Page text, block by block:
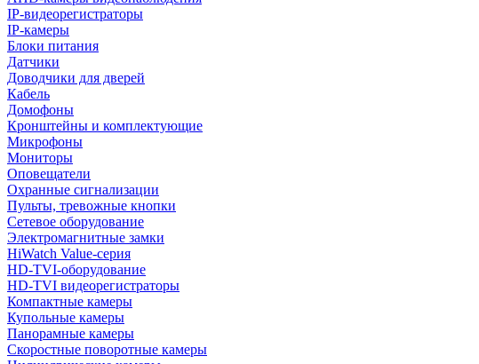
IP-видеорегистраторы
IP-камеры
Блоки питания
Датчики
Доводчики для дверей
Кабель
Домофоны
Кронштейны и комплектующие
Микрофоны
Мониторы
Оповещатели
Охранные сигнализации
Пульты, тревожные кнопки
Сетевое оборудование
Электромагнитные замки
HiWatch Value-серия
HD-TVI-оборудование
HD-TVI видеорегистраторы
Компактные камеры
Купольные камеры
Панорамные камеры
Скоростные поворотные камеры